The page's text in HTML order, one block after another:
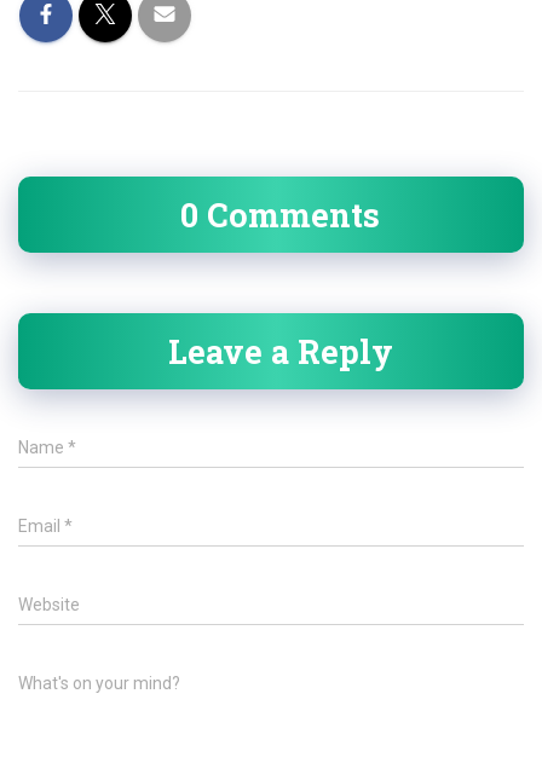
0 Comments
Leave a Reply
Name *
Email *
Website
What's on your mind?